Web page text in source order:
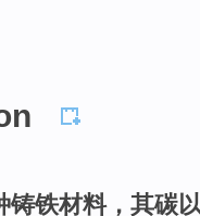
铸铁材料，其碳